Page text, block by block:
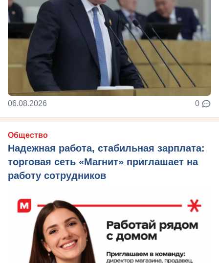
06.08.2026 0
Общество
Надежная работа, стабильная зарплата:
торговая сеть «Магнит» приглашает на
работу сотрудников